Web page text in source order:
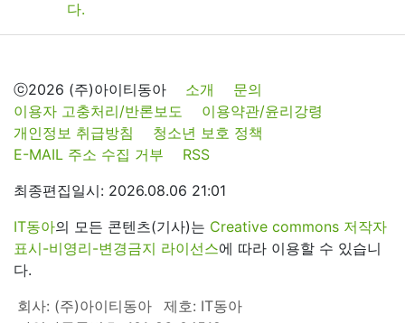
ⓒ2026 (주)아이티동아 소개
문의
이용자 고충처리/반론보도
이용약관/윤리강령
개인정보 취급방침
청소년 보호 정책
E-MAIL 주소 수집 거부
RSS
최종편집일시: 2026.08.06 21:01
IT동아의 모든 콘텐츠(기사)는 Creative commons 저작자
표시-비영리-변경금지 라이선스에 따라 이용할 수 있습니
다.
회사: (주)아이티동아
제호: IT동아